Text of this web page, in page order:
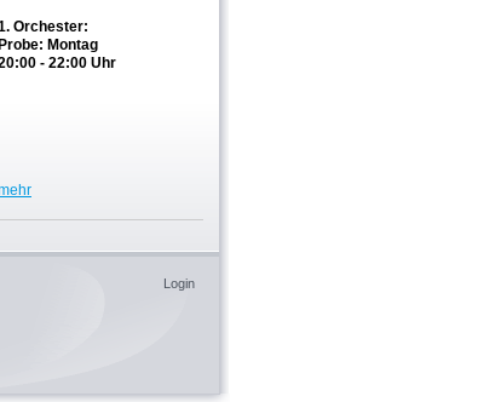
Orchester:
Montag
- 22:00 Uhr
Login